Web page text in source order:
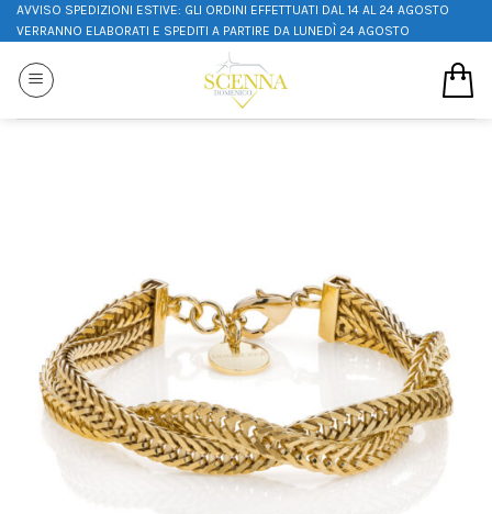
AVVISO SPEDIZIONI ESTIVE: GLI ORDINI EFFETTUATI DAL 14 AL 24 AGOSTO
VERRANNO ELABORATI E SPEDITI A PARTIRE DA LUNEDÌ 24 AGOSTO